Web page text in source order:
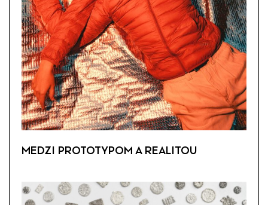
MEDZI PROTOTYPOM A REALITOU